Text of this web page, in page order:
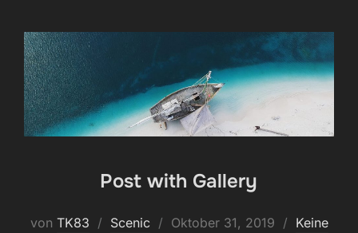
Post with Gallery
von TK83 Scenic
Veröffentlicht
Oktober 31, 2019
Keine